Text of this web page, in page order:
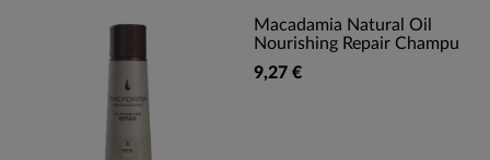
Macadamia Natural Oil
Nourishing Repair Champu
9,27 €